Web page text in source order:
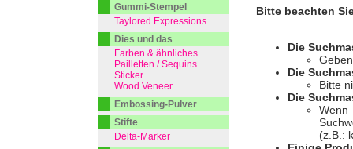
Bitte beachten
Die
Die
Bitte
Die
(z.B.:
Gummi-Stempel
Taylored Expressions
Dies und das
Farben & ähnliches
Pailletten / Sequins
Sticker
Wood Veneer
Embossing-Pulver
Stifte
Delta-Marker